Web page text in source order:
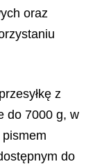
oraz
z
do 7000 g, w
do